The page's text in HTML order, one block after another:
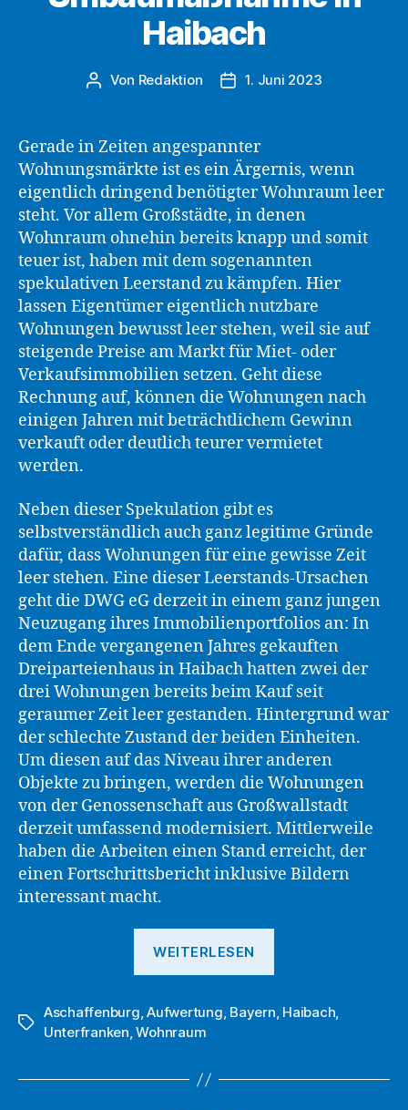
Haibach
Beitragsautor
Von Redaktion Beitragsdatum
1. Juni 2023
Gerade in Zeiten angespannter
Wohnungsmärkte ist es ein Ärgernis, wenn
eigentlich dringend benötigter Wohnraum leer
steht. Vor allem Großstädte, in denen
Wohnraum ohnehin bereits knapp und somit
teuer ist, haben mit dem sogenannten
spekulativen Leerstand zu kämpfen. Hier
lassen Eigentümer eigentlich nutzbare
Wohnungen bewusst leer stehen, weil sie auf
steigende Preise am Markt für Miet- oder
Verkaufsimmobilien setzen. Geht diese
Rechnung auf, können die Wohnungen nach
einigen Jahren mit beträchtlichem Gewinn
verkauft oder deutlich teurer vermietet
werden.
Neben dieser Spekulation gibt es
selbstverständlich auch ganz legitime Gründe
dafür, dass Wohnungen für eine gewisse Zeit
leer stehen. Eine dieser Leerstands-Ursachen
geht die DWG eG derzeit in einem ganz jungen
Neuzugang ihres Immobilienportfolios an: In
dem Ende vergangenen Jahres gekauften
Dreiparteienhaus in Haibach hatten zwei der
drei Wohnungen bereits beim Kauf seit
geraumer Zeit leer gestanden. Hintergrund war
der schlechte Zustand der beiden Einheiten.
Um diesen auf das Niveau ihrer anderen
Objekte zu bringen, werden die Wohnungen
von der Genossenschaft aus Großwallstadt
derzeit umfassend modernisiert. Mittlerweile
haben die Arbeiten einen Stand erreicht, der
einen Fortschrittsbericht inklusive Bildern
interessant macht.
WEITERLESEN
erste
Schlagwörter
Aschaffenburg,Aufwertung, Bayern, Haibach,
Unterfranken,Wohnraum